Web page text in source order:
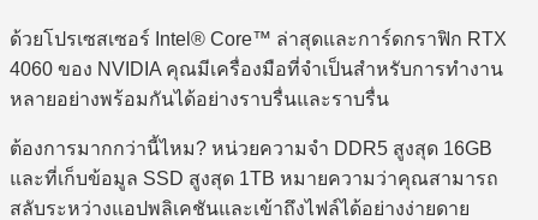
ด้วยโปรเซสเซอร์ Intel® Core™ ล่าสุดและการ์ดกราฟิก RTX
4060 ของ NVIDIA คุณมีเครื่องมือที่จำเป็นสำหรับการทำงาน
หลายอย่างพร้อมกันได้อย่างราบรื่นและราบรื่น
ต้องการมากกว่านี้ไหม? หน่วยความจำ DDR5 สูงสุด 16GB
และที่เก็บข้อมูล SSD สูงสุด 1TB หมายความว่าคุณสามารถ
สลับระหว่างแอปพลิเคชันและเข้าถึงไฟล์ได้อย่างง่ายดาย